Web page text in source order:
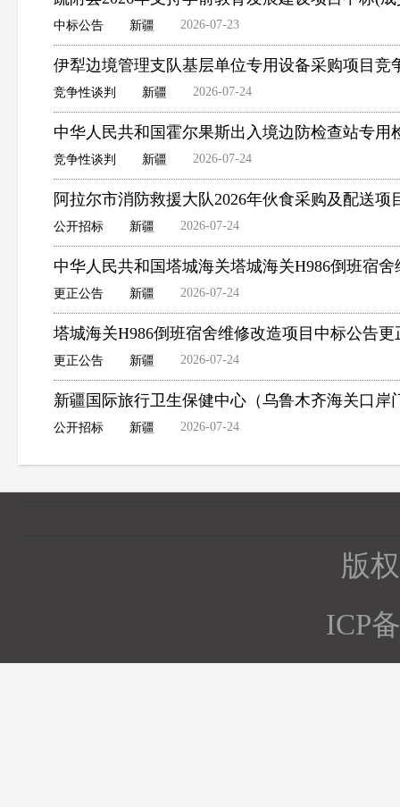
中标公告 新疆 2026-07-23
伊犁边境管理支队基层单位专用设备采购项目竞
竞争性谈判 新疆 2026-07-24
中华人民共和国霍尔果斯出入境边防检查站专
竞争性谈判 新疆 2026-07-24
阿拉尔市消防救援大队2026年伙食采购及配送项
公开招标 新疆 2026-07-24
中华人民共和国塔城海关塔城海关H986倒班宿
更正公告 新疆 2026-07-24
塔城海关H986倒班宿舍维修改造项目中标公告更
更正公告 新疆 2026-07-24
新疆国际旅行卫生保健中心（乌鲁木齐海关口
公开招标 新疆 2026-07-24
版
ICP